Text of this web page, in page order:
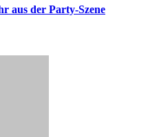
aus der Party-Szene